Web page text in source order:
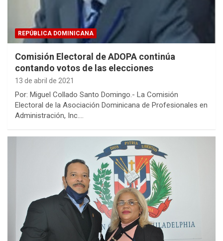
REPÚBLICA DOMINICANA
Comisión Electoral de ADOPA continúa
contando votos de las elecciones
13 de abril de 2021
Por: Miguel Collado Santo Domingo.- La Comisión
Electoral de la Asociación Dominicana de Profesionales en
Administración, Inc.…